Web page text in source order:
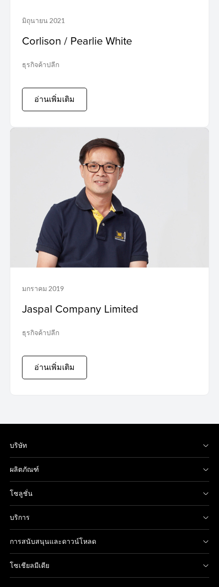
มิถุนายน 2021
Corlison / Pearlie White
ธุรกิจค้าปลีก
อ่านเพิ่มเติม
มกราคม 2019
Jaspal Company Limited
ธุรกิจค้าปลีก
อ่านเพิ่มเติม
บริษัท
ผลิตภัณฑ์
โซลูชั่น
บริการ
การสนับสนุนและดาวน์โหลด
โซเชียลมีเดีย